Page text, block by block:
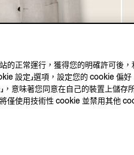
羊毛、亚麻及桑蚕
正常運行，獲得您的明確許可後
設定」選項，設定您的 cookie
，意味著您同意在自己的裝置上儲存
僅使用技術性 cookie 並禁用其他